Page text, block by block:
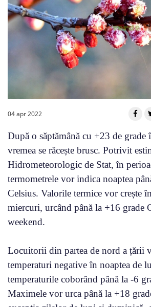
04 apr 2022
După o săptămână cu +23 de grade
vremea se răcește brusc. Potrivit
Hidrometeorologic de Stat, în
termometrele vor indica noaptea
Celsius. Valorile termice vor crește
miercuri, urcând până la +16 grade
weekend.
Locuitorii din partea de nord a țării
temperaturi negative în noaptea de
temperaturile coborând până la -6
Maximele vor urca până la +18